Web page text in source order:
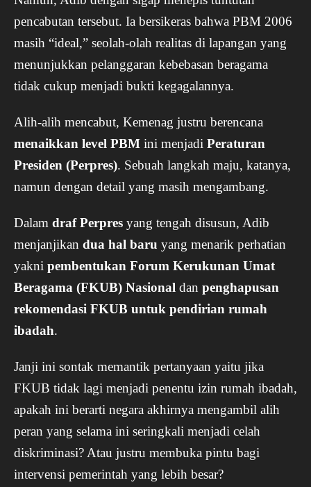
pencabutan tersebut. Ia bersikeras bahwa PBM 2006
masih “ideal,” seolah-olah realitas di lapangan yang
menunjukkan pelanggaran kebebasan beragama
tidak cukup menjadi bukti kegagalannya.
Alih-alih mencabut, Kemenag justru berencana
menaikkan level PBM ini menjadi Peraturan
Presiden (Perpres). Sebuah langkah maju, katanya,
namun dengan detail yang masih mengambang.
Dalam draf Perpres yang tengah disusun, Adib
menjanjikan dua hal baru yang menarik perhatian
yakni pembentukan Forum Kerukunan Umat
Beragama (FKUB) Nasional dan penghapusan
rekomendasi FKUB untuk pendirian rumah
ibadah.
Janji ini sontak memantik pertanyaan yaitu jika
FKUB tidak lagi menjadi penentu izin rumah ibadah,
apakah ini berarti negara akhirnya mengambil alih
peran yang selama ini seringkali menjadi celah
diskriminasi? Atau justru membuka pintu bagi
intervensi pemerintah yang lebih besar?